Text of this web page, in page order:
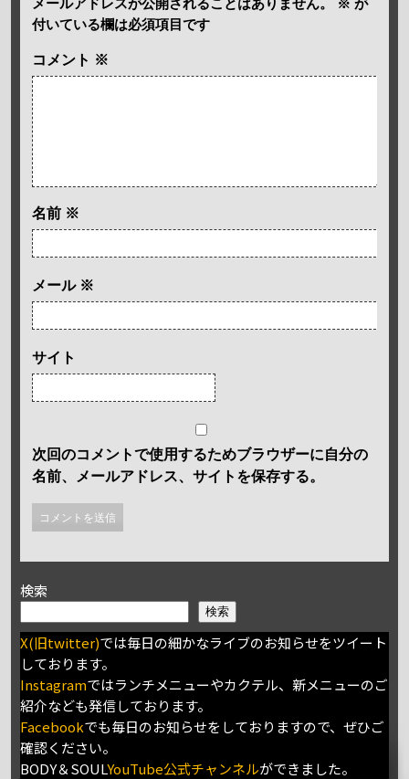
メールアドレスが公開されることはありません。 ※ が
付いている欄は必須項目です
コメント ※
名前 ※
メール ※
サイト
次回のコメントで使用するためブラウザーに自分の
名前、メールアドレス、サイトを保存する。
検索
検索
X(旧twitter)では毎日の細かなライブのお知らせをツイート
しております。
Instagramではランチメニューやカクテル、新メニューのご
紹介なども発信しております。
Facebookでも毎日のお知らせをしておりますので、ぜひご
確認ください。
BODY＆SOULYouTube公式チャンネルができました。